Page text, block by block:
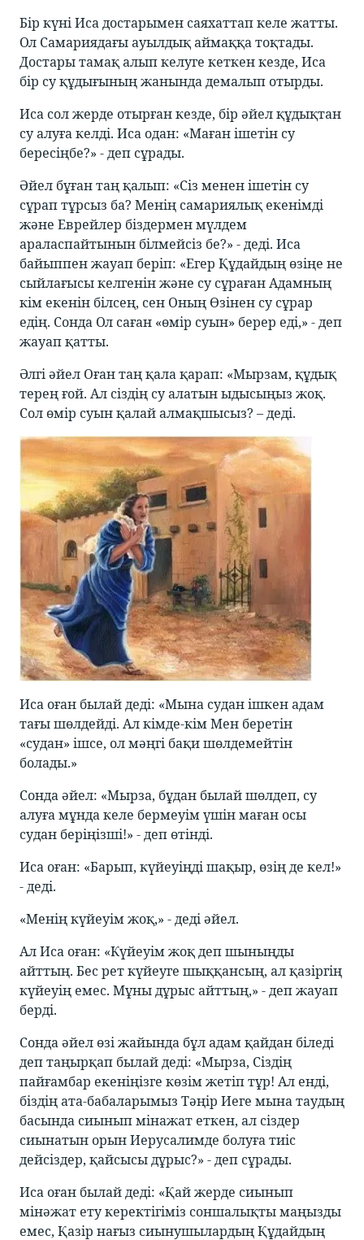
Бір күні Иса достарымен саяхаттап келе жатты.
Ол Самариядағы ауылдық аймаққа тоқтады.
Достары тамақ алып келуге кеткен кезде, Иса
бір су құдығының жанында демалып отырды.
Иса сол жерде отырған кезде, бір әйел құдықтан
су алуға келді. Иса одан: «Маған ішетін су
бересіңбе?» - деп сұрады.
Әйел бұған таң қалып: «Сіз менен ішетін су
сұрап тұрсыз ба? Менің самариялық екенімді
және Еврейлер біздермен мүлдем
араласпайтынын білмейсіз бе?» - деді. Иса
байыппен жауап беріп: «Егер Құдайдың өзіңе не
сыйлағысы келгенін және су сұраған Адамның
кім екенін білсең, сен Оның Өзінен су сұрар
едің. Сонда Ол саған «өмір суын» берер еді,» - деп
жауап қатты.
Әлгі әйел Оған таң қала қарап: «Мырзам, құдық
терең ғой. Ал сіздің су алатын ыдысыңыз жоқ.
Сол өмір суын қалай алмақшысыз? – деді.
Иса оған былай деді: «Мына судан ішкен адам
тағы шөлдейді. Ал кімде-кім Мен беретін
«судан» ішсе, ол мәңгі бақи шөлдемейтін
болады.»
Сонда әйел: «Мырза, бұдан былай шөлдеп, су
алуға мұнда келе бермеуім үшін маған осы
судан беріңізші!» - деп өтінді.
Иса оған: «Барып, күйеуіңді шақыр, өзің де кел!»
- деді.
«Менің күйеуім жоқ,» - деді әйел.
Ал Иса оған: «Күйеуім жоқ деп шыныңды
айттың. Бес рет күйеуге шыққансың, ал қазіргің
күйеуің емес. Мұны дұрыс айттың,» - деп жауап
берді.
Сонда әйел өзі жайында бұл адам қайдан біледі
деп таңырқап былай деді: «Мырза, Сіздің
пайғамбар екеніңізге көзім жетіп тұр! Ал енді,
біздің ата-бабаларымыз Тәңір Иеге мына таудың
басында сиынып мінажат еткен, ал сіздер
сиынатын орын Иерусалимде болуға тиіс
дейсіздер, қайсысы дұрыс?» - деп сұрады.
Иса оған былай деді: «Қай жерде сиынып
мінәжат ету керектігіміз соншалықты маңызды
емес, Қазір нағыз сиынушылардың Құдайдың